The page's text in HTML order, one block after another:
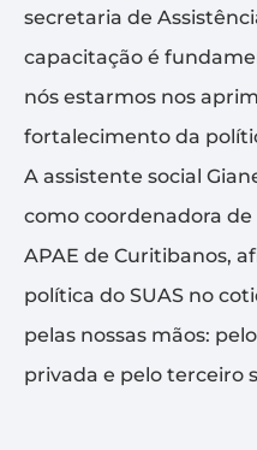
secretaria de
capacitação é
nós estarmos nos
fortalecimento da
A assistente social
como coordenadora
APAE de Curitibanos,
política do SUAS no
pelas nossas mãos:
privada e pelo terceiro